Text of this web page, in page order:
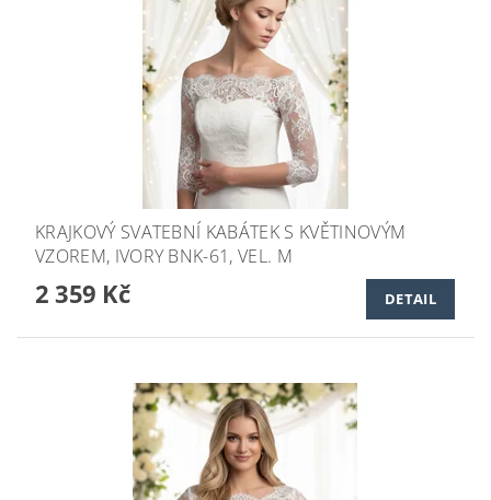
KRAJKOVÝ SVATEBNÍ KABÁTEK S KVĚTINOVÝM
VZOREM, IVORY BNK-61, VEL. M
2 359 Kč DETAIL